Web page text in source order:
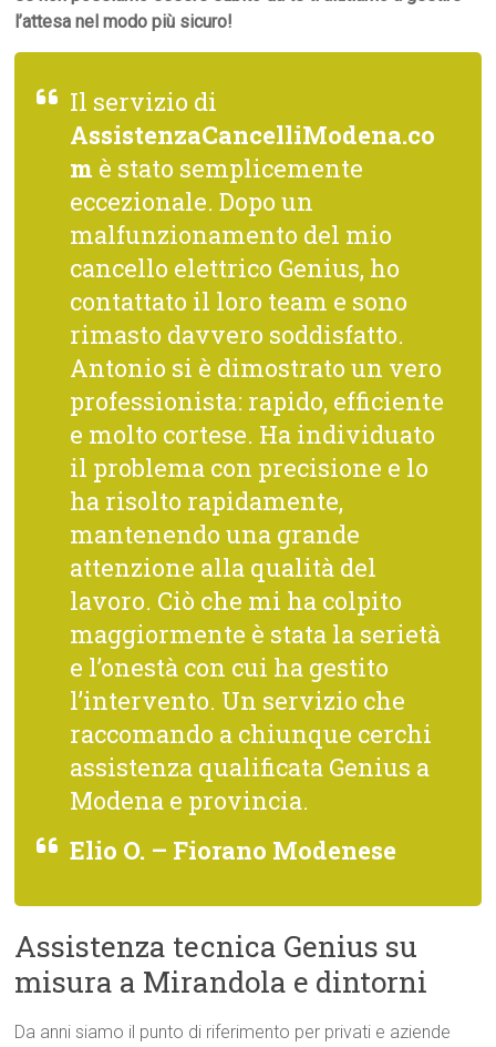
l’attesa nel modo più sicuro!
Il servizio di
AssistenzaCancelliModena.co
m è stato semplicemente
eccezionale. Dopo un
malfunzionamento del mio
cancello elettrico Genius, ho
contattato il loro team e sono
rimasto davvero soddisfatto.
Antonio si è dimostrato un vero
professionista: rapido, efficiente
e molto cortese. Ha individuato
il problema con precisione e lo
ha risolto rapidamente,
mantenendo una grande
attenzione alla qualità del
lavoro. Ciò che mi ha colpito
maggiormente è stata la serietà
e l’onestà con cui ha gestito
l’intervento. Un servizio che
raccomando a chiunque cerchi
assistenza qualificata Genius a
Modena e provincia.
Elio O. – Fiorano Modenese
Assistenza tecnica Genius su
misura a Mirandola e dintorni
Da anni siamo il punto di riferimento per privati e aziende